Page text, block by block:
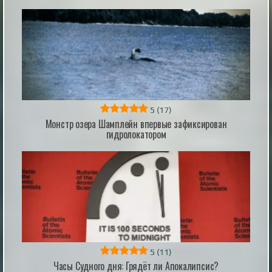
предсказывать будущее или влиять на события,
которые еще не произошли. Очень странная история
связана с загадочным маленьким крас...
xistory.ru | 31st May 2024
Забудьте про Мальдивы: поездка Иды
Галич за полярный круг обернулась
настоящим испытанием
Телеведущая и блогерша Ида Галич вместе с
супругом Олегом Ледвичем отправилась в
свадебное путешествие на плато Путорана — одно
из самых труднодоступных мест на планете за
полярным кругом. Четырёхдневная поездка, о
которой пара мечтала давно, выдалась по-
настоящему экстремальной: вместо тёплого приёма
их встретил арктический ветер, а высадиться ...
pravda.ru | 1 hour ago
5 (17)
Монстр озера Шамплейн впервые зафиксирован
гидролокатором
5 (11)
Часы Судного дня: Грядёт ли Апокалипсис?